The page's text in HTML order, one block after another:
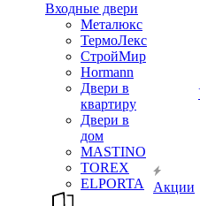
Входные двери
Металюкс
ТермоЛекс
СтройМир
Hormann
Двери в
квартиру
Двери в
дом
MASTINO
TOREX
ELPORTA
Акции